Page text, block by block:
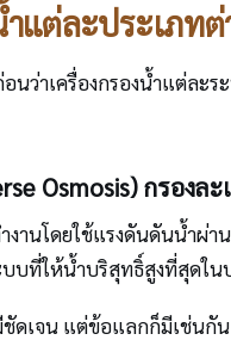
แต่ละประเภทต่
นว่าเครื่องกรองน้ำแต่ละ
Osmosis) กรอง
งานโดยใช้แรงดันดันน้ำผ่า
บที่ให้น้ำบริสุทธิ์สูงที่สุดใน
ชัดเจน แต่ข้อแลกก็มีเช่นกัน